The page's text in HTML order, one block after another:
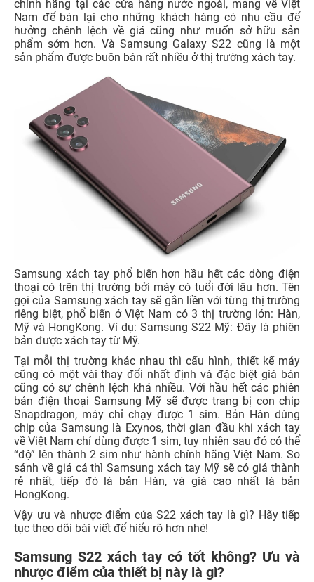
chính hãng tại các cửa hàng nước ngoài, mang về Việt
Nam để bán lại cho những khách hàng có nhu cầu để
hưởng chênh lệch về giá cũng như muốn sở hữu sản
phẩm sớm hơn. Và Samsung Galaxy S22 cũng là một
sản phẩm được buôn bán rất nhiều ở thị trường xách tay.
Samsung xách tay phổ biến hơn hầu hết các dòng điện
thoại có trên thị trường bởi máy có tuổi đời lâu hơn. Tên
gọi của Samsung xách tay sẽ gắn liền với từng thị trường
riêng biệt, phổ biến ở Việt Nam có 3 thị trường lớn: Hàn,
Mỹ và HongKong. Ví dụ: Samsung S22 Mỹ: Đây là phiên
bản được xách tay từ Mỹ.
Tại mỗi thị trường khác nhau thì cấu hình, thiết kế máy
cũng có một vài thay đổi nhất định và đặc biệt giá bán
cũng có sự chênh lệch khá nhiều. Với hầu hết các phiên
bản điện thoại Samsung Mỹ sẽ được trang bị con chip
Snapdragon, máy chỉ chạy được 1 sim. Bản Hàn dùng
chip của Samsung là Exynos, thời gian đầu khi xách tay
về Việt Nam chỉ dùng được 1 sim, tuy nhiên sau đó có thể
“độ” lên thành 2 sim như hành chính hãng Việt Nam. So
sánh về giá cả thì Samsung xách tay Mỹ sẽ có giá thành
rẻ nhất, tiếp đó là bản Hàn, và giá cao nhất là bản
HongKong.
Vậy ưu và nhược điểm của S22 xách tay là gì? Hãy tiếp
tục theo dõi bài viết để hiểu rõ hơn nhé!
Samsung S22 xách tay có tốt không? Ưu và
nhược điểm của thiết bị này là gì?